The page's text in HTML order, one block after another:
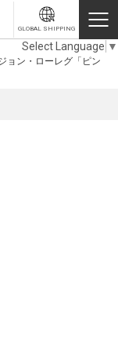
GLOBAL SHIPPING
ョン・ローレグ「ピン
Select Language ▼